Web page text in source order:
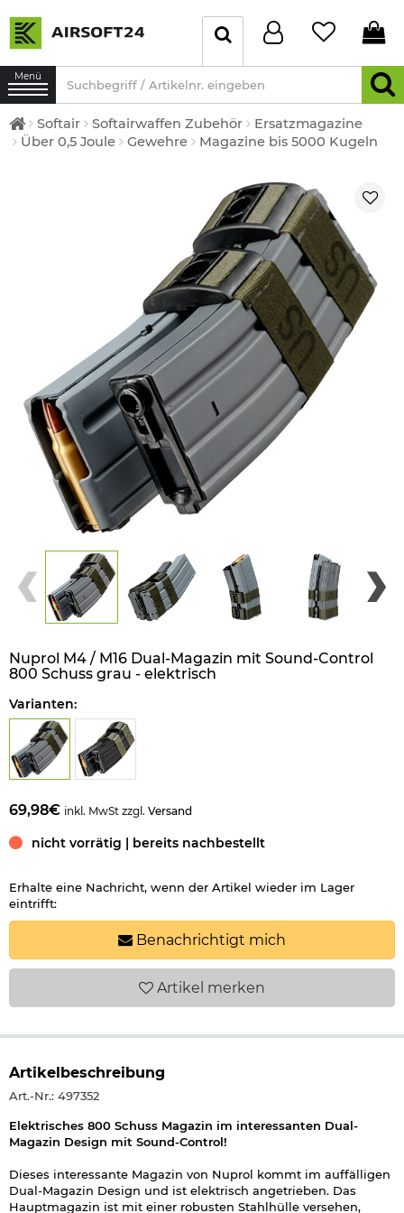
Menü
Softair Softairwaffen Zubehör
Ersatzmagazine
Über 0,5 Joule
Gewehre Magazine bis 5000 Kugeln
Nuprol M4 / M16 Dual-Magazin mit Sound-Control
800 Schuss grau - elektrisch
Varianten:
69,98€ inkl. MwSt zzgl. Versand
nicht vorrätig | bereits nachbestellt
Erhalte eine Nachricht, wenn der Artikel wieder im Lager
eintrifft:
Benachrichtigt mich
Artikel merken
Artikelbeschreibung
Art.-Nr.: 497352
Elektrisches 800 Schuss Magazin im interessanten Dual-
Magazin Design mit Sound-Control!
Dieses interessante Magazin von Nuprol kommt im auffälligen
Dual-Magazin Design und ist elektrisch angetrieben. Das
Hauptmagazin ist mit einer robusten Stahlhülle versehen,